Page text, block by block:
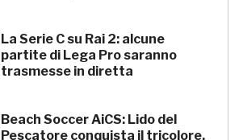
La Serie C su Rai 2: alcune
partite di Lega Pro saranno
trasmesse in diretta
Beach Soccer AiCS: Lido del
Pescatore conquista il tricolore,